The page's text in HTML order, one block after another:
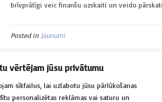
vērtējam jūsu privātumu
sīkfailus, lai uzlabotu jūsu pārlūkošanas
personalizētas reklāmas vai saturu un
brīvprātīgi veic finanšu uzskaiti un veido
Posted in Jaunumi